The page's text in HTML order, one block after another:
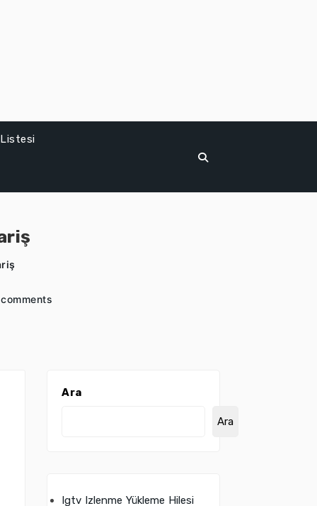
Ara
Ara
Igtv Izlenme Yükleme Hilesi